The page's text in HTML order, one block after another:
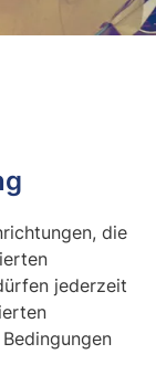
die
jederzeit